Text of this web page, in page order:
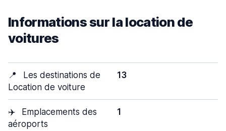
Informations sur la location de
voitures
📍
Les destinations de
Location de voiture
13
✈️
Emplacements des
aéroports
1